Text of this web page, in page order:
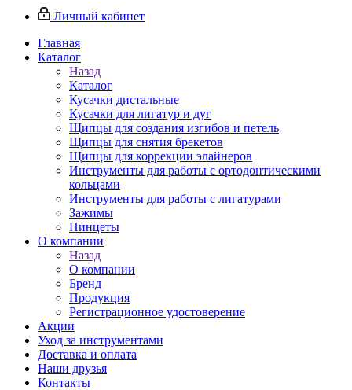
Личный кабинет
Главная
Каталог
Назад
Каталог
Кусачки дистальные
Кусачки для лигатур и дуг
Щипцы для создания изгибов и петель
Щипцы для снятия брекетов
Щипцы для коррекции элайнеров
Инструменты для работы с ортодонтическими
кольцами
Инструменты для работы с лигатурами
Зажимы
Пинцеты
О компании
Назад
О компании
Бренд
Продукция
Регистрационное удостоверение
Акции
Уход за инструментами
Доставка и оплата
Наши друзья
Контакты